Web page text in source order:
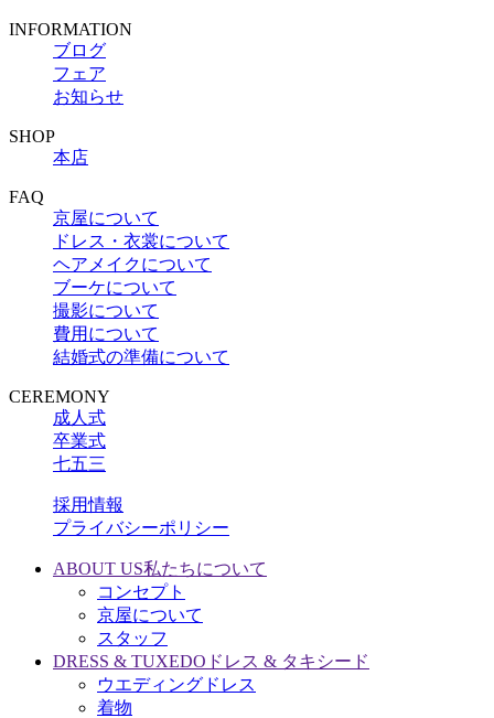
INFORMATION
ブログ
フェア
お知らせ
SHOP
本店
FAQ
京屋について
ドレス・衣裳について
ヘアメイクについて
ブーケについて
撮影について
費用について
結婚式の準備について
CEREMONY
成人式
卒業式
七五三
採用情報
プライバシーポリシー
ABOUT US私たちについて
コンセプト
京屋について
スタッフ
DRESS & TUXEDO ドレス & タキシード
ウエディングドレス
着物